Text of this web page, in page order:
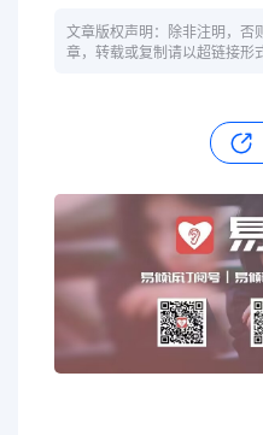
文章版权声明：除非注明，否
章，转载或复制请以超链接形